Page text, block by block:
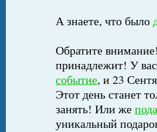
А знаете, что было
Обратите
принадлежит! У
событие, и 23
Этот день станет
занять! Или же
уникальный